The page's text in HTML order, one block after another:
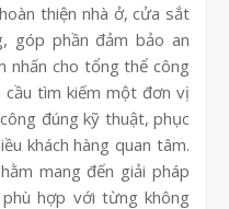
thiện nhà ở, cửa sắt
góp phần đảm bảo an
nhấn cho tổng thể công
cầu tìm kiếm một đơn vị
đúng kỹ thuật, phục
khách hàng quan tâm.
mang đến giải pháp
hợp với từng không